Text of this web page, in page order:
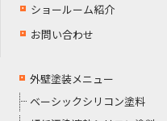
ショールーム紹介
お問い合わせ
外壁塗装メニュー
ベーシックシリコン塗料